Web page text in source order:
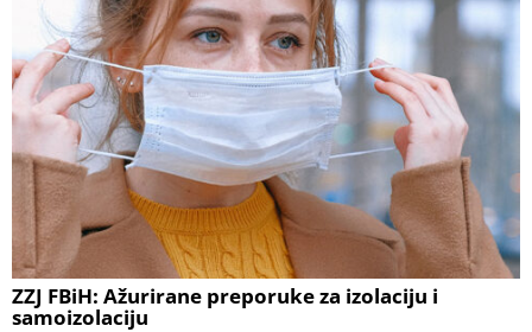
ZZJ FBiH: Ažurirane preporuke za izolaciju i
samoizolaciju